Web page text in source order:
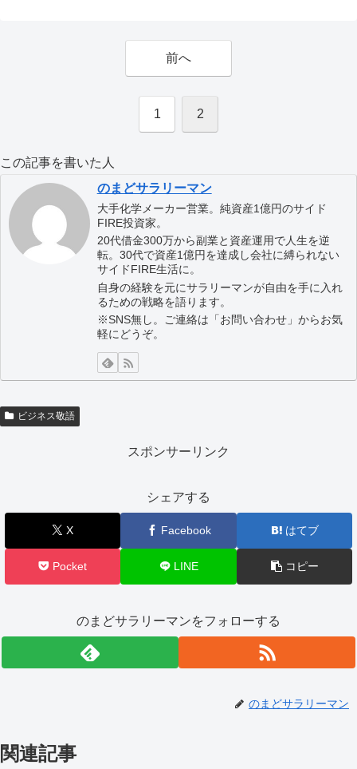
前へ
1 2
この記事を書いた人
のまどサラリーマン
大手化学メーカー営業。純資産1億円のサイド
FIRE投資家。
20代借金300万から副業と資産運用で人生を逆
転。30代で資産1億円を達成し会社に縛られない
サイドFIRE生活に。
自身の経験を元にサラリーマンが自由を手に入れ
るための戦略を語ります。
※SNS無し。ご連絡は「お問い合わせ」からお気
軽にどうぞ。
ビジネス敬語
スポンサーリンク
シェアする
X Facebook はてブ
Pocket LINE コピー
のまどサラリーマンをフォローする
のまどサラリーマン
関連記事